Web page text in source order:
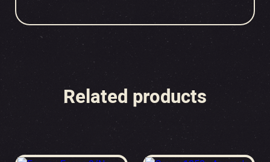
Related products